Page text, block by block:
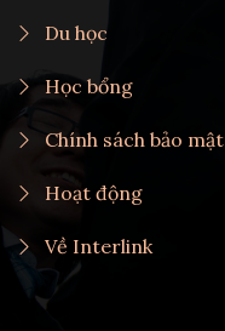
Du học
Học bổng
Chính sách bảo mật
Hoạt động
Về Interlink